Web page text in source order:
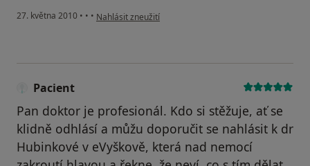
27. května 2010 • • • podle názoru uživatele Váš účet byl odstraněn
Nahlásit zneužití
Pacient
Pan doktor je profesionál. Kdo si stěžuje, ať se
klidně odhlásí a můžu doporučit se nahlásit k dr
Hubinkové v eVyškově, která nad nemocí